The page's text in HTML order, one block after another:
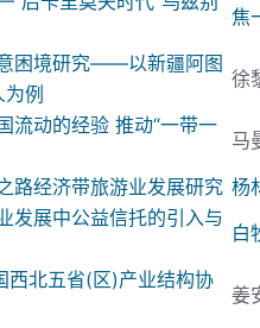
焦
困境研究——以新疆阿图
例
徐
流动的经验 推动“一带一
马
路经济带旅游业发展研究 杨
发展中公益信托的引入与
白
西北五省(区)产业结构协
姜